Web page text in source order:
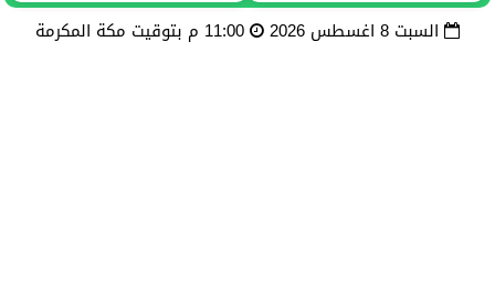
السبت 8 اغسطس 2026